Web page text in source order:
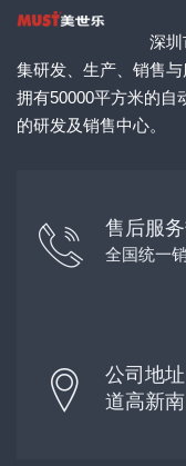
深
集研发、生产、销售
拥有50000平方米的自
的研发及销售中心。
售后服
全国统一
公司地
道高新